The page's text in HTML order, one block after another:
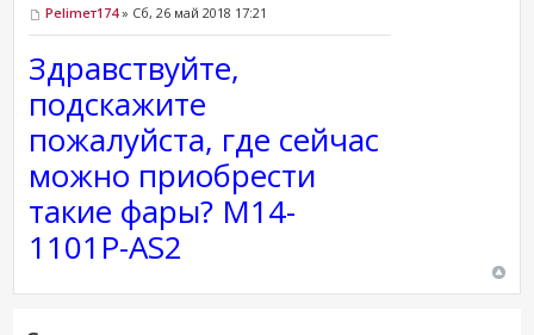
Pelimeт174» Сб, 26 май 2018 17:21
Здравствуйте,
подскажите
пожалуйста, где сейчас
можно приобрести
такие фары? M14-
1101P-AS2